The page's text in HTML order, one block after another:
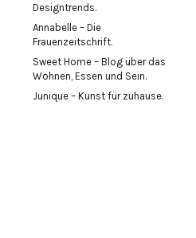
Designtrends.
Annabelle – Die
Frauenzeitschrift.
Sweet Home – Blog über das
Wohnen, Essen und Sein.
Junique – Kunst für zuhause.